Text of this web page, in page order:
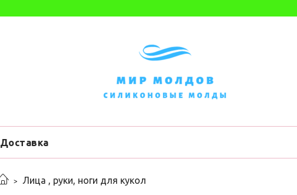
Доставка
Лица , руки, ноги для кукол